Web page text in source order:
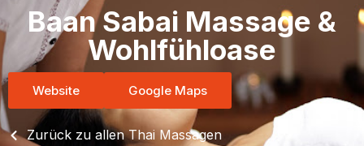
Baan Sabai Massage &
Wohlfühloase
Website Google Maps
Zurück zu allen Thai Massagen